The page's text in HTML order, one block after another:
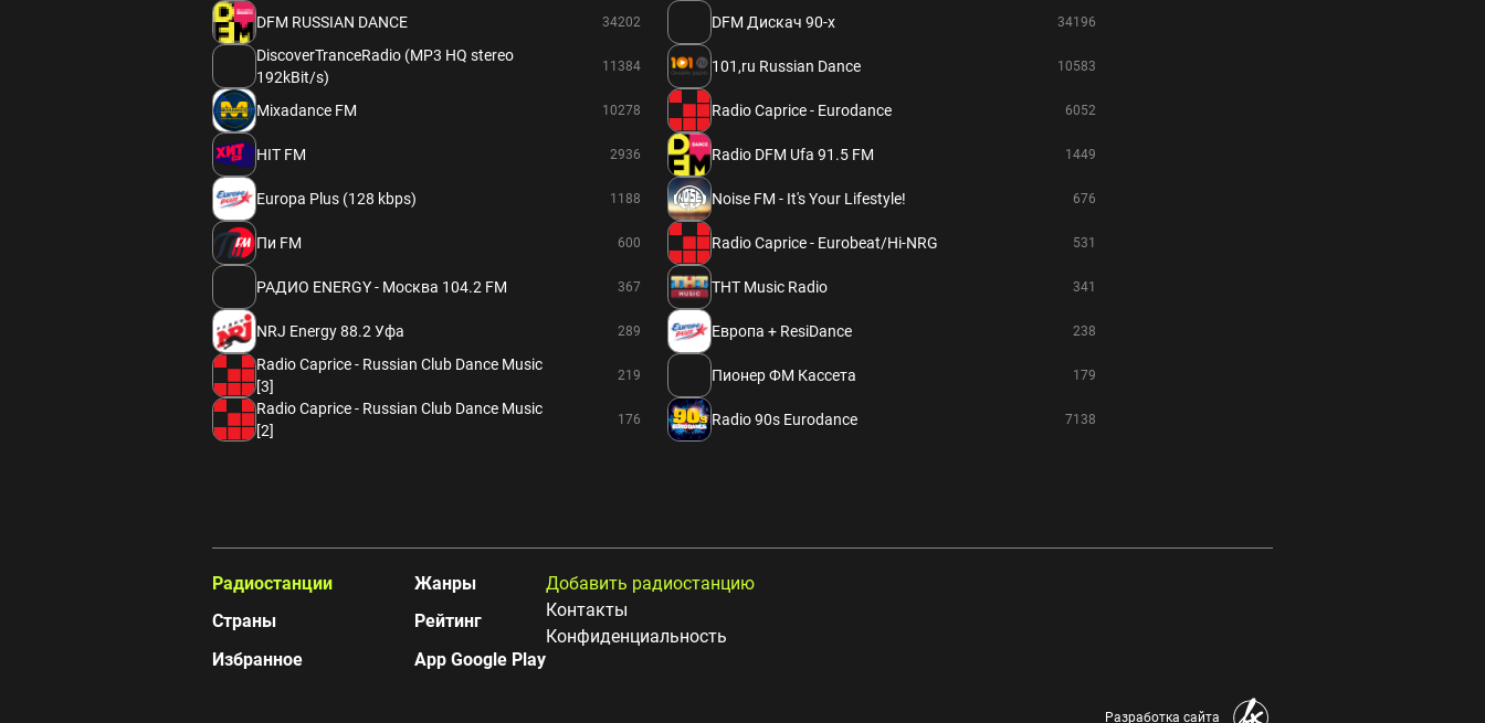
DFM RUSSIAN DANCE 34202 DFM Дискач 90-х 34196
DiscoverTranceRadio (MP3 HQ stereo
192kBit/s)
11384 101,ru Russian Dance 10583
Mixadance FM 10278 Radio Caprice - Eurodance 6052
HIT FM 2936 Radio DFM Ufa 91.5 FM 1449
Europa Plus (128 kbps) 1188 Noise FM - It's Your Lifestyle! 676
Пи FM 600 Radio Caprice - Eurobeat/Hi-NRG 531
РАДИО ENERGY - Москва 104.2 FM 367 THT Music Radio 341
NRJ Energy 88.2 Уфа 289 Европа + ResiDance 238
Radio Caprice - Russian Club Dance Music
[3]
219 Пионер ФМ Кассета 179
Radio Caprice - Russian Club Dance Music
[2]
176 Radio 90s Eurodance 7138
Радиостанции
Жанры
Страны
Рейтинг
Избранное
App Google Play
Добавить радиостанцию
Контакты
Конфиденциальность
Разработка сайта